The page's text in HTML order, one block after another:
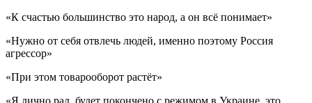
«К счастью большинство это народ, а он всё понимает»
«Нужно от себя отвлечь людей, именно поэтому Россия
агрессор»
«При этом товарооборот растёт»
«Я лично рад, будет покончено с режимом в Украине, это